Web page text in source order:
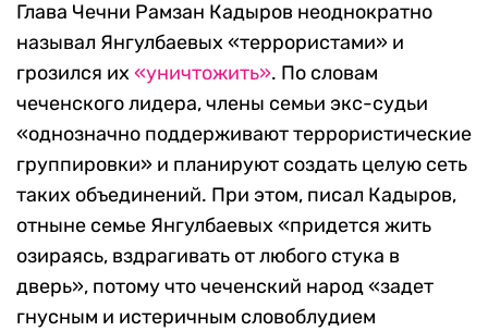
Глава Чечни Рамзан Кадыров неоднократно
называл Янгулбаевых «террористами» и
грозился их «уничтожить». По словам
чеченского лидера, члены семьи экс-судьи
«однозначно поддерживают террористические
группировки» и планируют создать целую сеть
таких объединений. При этом, писал Кадыров,
отныне семье Янгулбаевых «придется жить
озираясь, вздрагивать от любого стука в
дверь», потому что чеченский народ «задет
гнусным и истеричным словоблудием